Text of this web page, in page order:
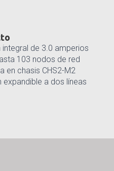
de 3.0 amperios
103 nodos de red
en chasis CHS2-M2
expandible a dos líneas